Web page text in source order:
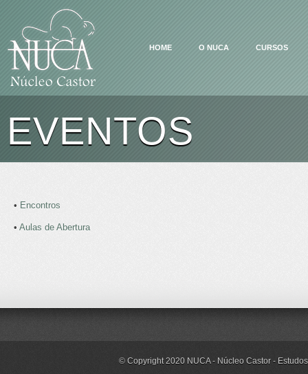
HOME O NUCA CURSOS
EVENTOS
• Encontros
• Aulas de Abertura
© Copyright 2020 NUCA - Núcleo Castor -